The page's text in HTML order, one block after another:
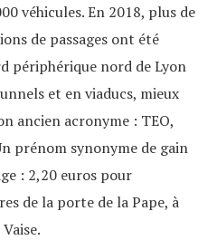
véhicules. En 2018, plus de
de passages ont été
périphérique nord de Lyon
et en viaducs, mieux
ancien acronyme : TEO,
prénom synonyme de gain
: 2,20 euros pour
de la porte de la Pape, à